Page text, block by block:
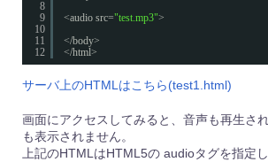
8
9
10
11
12
<audio src="test.mp3">
</body>
</html>
サーバ上のHTMLはこちら(test1.html)
画面にアクセスしてみると、音声も再生さ
も表示されません。
上記のHTMLはHTML5の audioタグを指定